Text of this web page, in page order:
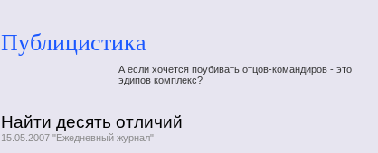
Публицистика
А если хочется поубивать отцов-командиров - это
эдипов комплекс?
Найти десять отличий
15.05.2007 "Ежедневный журнал"